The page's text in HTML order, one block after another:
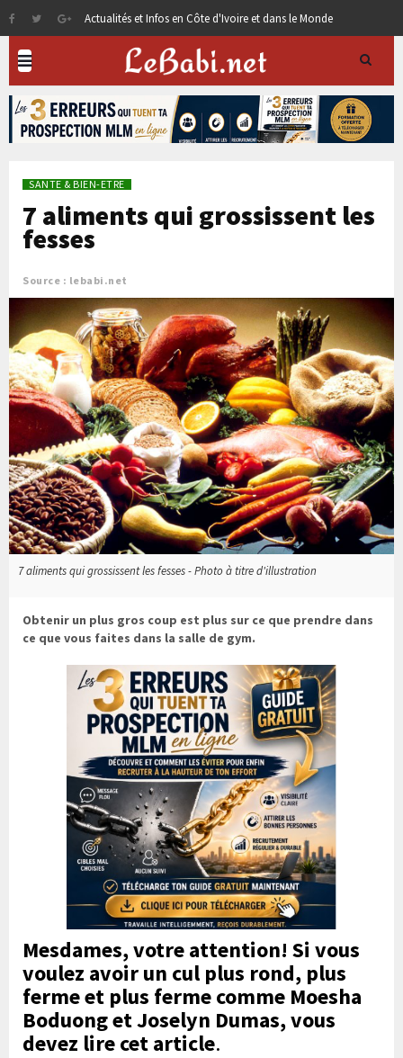
Actualités et Infos en Côte d'Ivoire et dans le Monde
SANTE & BIEN-ETRE
7 aliments qui grossissent les
fesses
Source : lebabi.net
7 aliments qui grossissent les fesses - Photo à titre d'illustration
Obtenir un plus gros coup est plus sur ce que prendre dans
ce que vous faites dans la salle de gym.
Mesdames, votre attention! Si vous
voulez avoir un cul plus rond, plus
ferme et plus ferme comme Moesha
Boduong et Joselyn Dumas, vous
devez lire cet article.